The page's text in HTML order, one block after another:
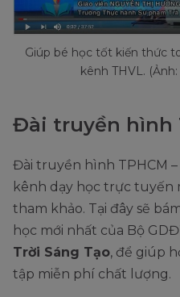
Giúp bé học tốt kiến thức
kênh THVL.
Đài truyền hình
Đài truyền hình TPHCM
kênh dạy học trực tuyến
tham khảo. Tại đây sẽ
học mới nhất của Bộ
Trời Sáng Tạo, để giúp
tập miễn phí chất lượng.